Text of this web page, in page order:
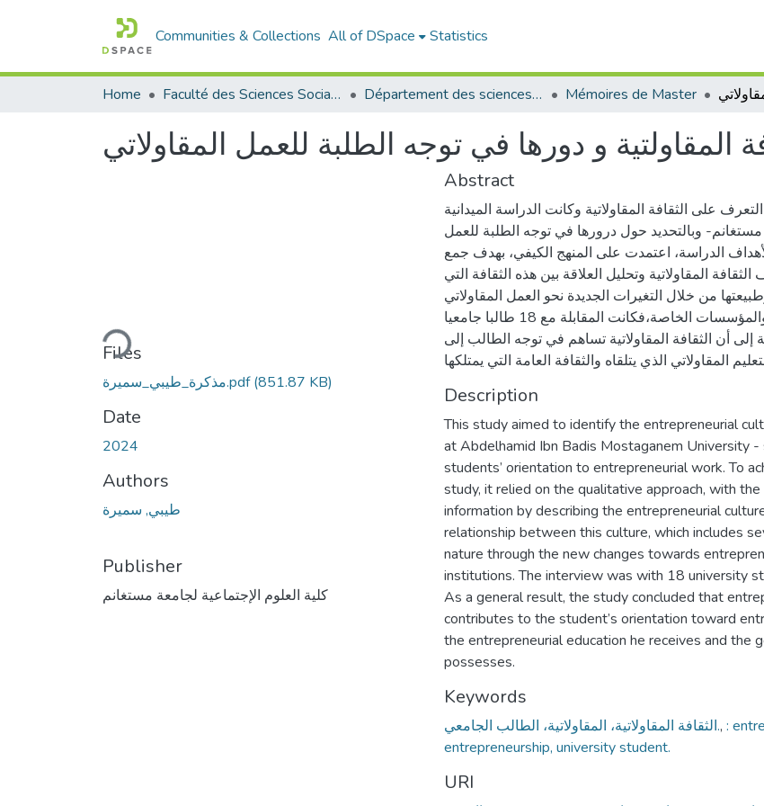
Communities & Collections All of DSpace Statistics
Home Faculté des Sciences Sociales Département des sciences sociales Mémoires de Master
المقاولتية و دورها في توجه الطلبة للعمل المقاولاتي
Loading...
Files
مذكرة_طيبي_سميرة.pdf(851.87 KB)
Date
2024
Authors
طيبي, سميرة
Publisher
كلية العلوم الإجتماعية لجامعة مستغانم
Abstract
على الثقافة المقاولاتية وكانت الدراسة الميدانية
وبالتحديد حول درورها في توجه الطلبة للعمل
لأهداف الدراسة، اعتمدت على المنهج الكيفي، بهدف جمع
المقاولاتية وتحليل العلاقة بين هذه الثقافة التي
من خلال التغيرات الجديدة نحو العمل المقاولاتي
والمؤسسات الخاصة،فكانت المقابلة مع 18 طالبا جامعيا.
أن الثقافة المقاولاتية تساهم في توجه الطالب إلى
Description
This study aimed to identify the entrepreneurial
at Abdelhamid Ibn Badis Mostaganem University
students’ orientation to entrepreneurial work. To
study, it relied on the qualitative approach, with
information by describing the entrepreneurial
relationship between this culture, which includes
nature through the new changes towards
institutions. The interview was with 18 university
As a general result, the study concluded that
contributes to the student’s orientation toward
the entrepreneurial education he receives and the
possesses.
Keywords
الثقافة المقاولاتية، المقاولاتية، الطالب الجامعي., :
entrepreneurship, university student.
URI